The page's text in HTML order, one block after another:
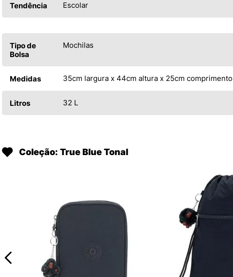
Tendência Escolar
Tipo de
Bolsa
Mochilas
Medidas 35cm largura x 44cm altura x 25cm comprimento
Litros 32 L
Coleção: True Blue Tonal